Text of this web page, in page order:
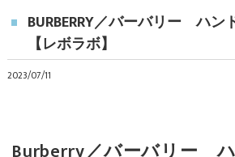
BURBERRY／バーバリー ハン
【レボラボ】
2023/07/11